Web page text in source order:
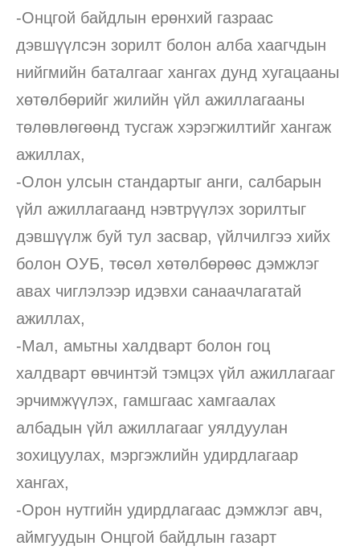
-Онцгой байдлын ерөнхий газраас
дэвшүүлсэн зорилт болон алба хаагчдын
нийгмийн баталгааг хангах дунд хугацааны
хөтөлбөрийг жилийн үйл ажиллагааны
төлөвлөгөөнд тусгаж хэрэгжилтийг хангаж
ажиллах,
-Олон улсын стандартыг анги, салбарын
үйл ажиллагаанд нэвтрүүлэх зорилтыг
дэвшүүлж буй тул засвар, үйлчилгээ хийх
болон ОУБ, төсөл хөтөлбөрөөс дэмжлэг
авах чиглэлээр идэвхи санаачлагатай
ажиллах,
-Мал, амьтны халдварт болон гоц
халдварт өвчинтэй тэмцэх үйл ажиллагааг
эрчимжүүлэх, гамшгаас хамгаалах
албадын үйл ажиллагааг уялдуулан
зохицуулах, мэргэжлийн удирдлагаар
хангах,
-Орон нутгийн удирдлагаас дэмжлэг авч,
аймгуудын Онцгой байдлын газарт